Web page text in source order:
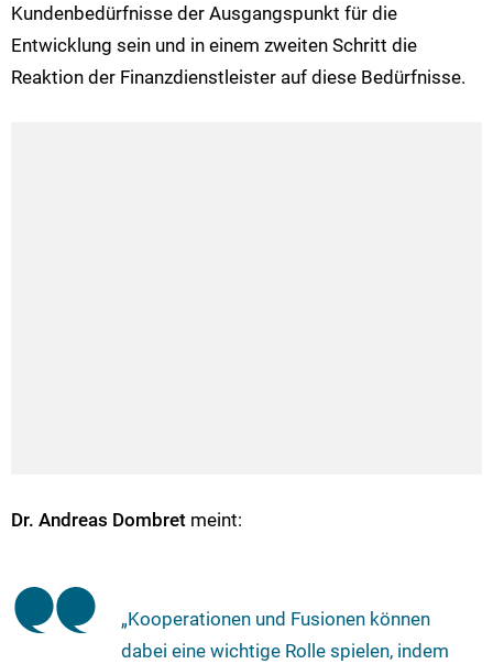
Kundenbedürfnisse der Ausgangspunkt für die
Entwicklung sein und in einem zweiten Schritt die
Reaktion der Finanzdienstleister auf diese Bedürfnisse.
Dr. Andreas Dombret meint:
„Kooperationen und Fusionen können
dabei eine wichtige Rolle spielen, indem